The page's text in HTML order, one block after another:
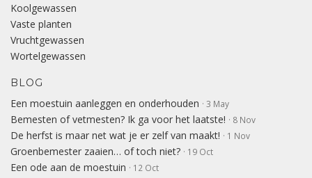
Koolgewassen
Vaste planten
Vruchtgewassen
Wortelgewassen
BLOG
Een moestuin aanleggen en onderhouden · 3 May
Bemesten of vetmesten? Ik ga voor het laatste! · 8 Nov
De herfst is maar net wat je er zelf van maakt! · 1 Nov
Groenbemester zaaien… of toch niet? · 19 Oct
Een ode aan de moestuin · 12 Oct